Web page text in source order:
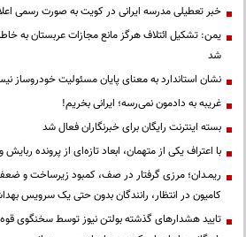
خبر تعطیلی مدرسه ایرانی در کویت به صورت رسمی
یمن: تشکیل ائتلاف هرگز مانع مجازات عربستان به
شد
نشان استاندارد به معنای پایان مسئولیت خودروساز
غریبه به دادمون نمی‌رسه؛ ایرانی بخریم!
بسته اینترنت رایگان برای خبرنگاران فعال شد
با اعتراف یکی از متهمان، ابعاد تازه‌ای از پرونده
کامیون در انتظار، رانندگان بدون حتی یک سرویس
تایید هشدارهای گذشته بولتن نیوز توسط سخنگوی